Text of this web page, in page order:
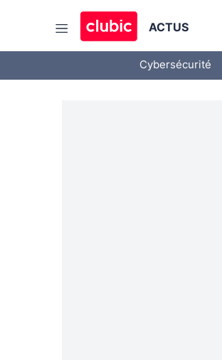
ACTUS
Cybersécurité